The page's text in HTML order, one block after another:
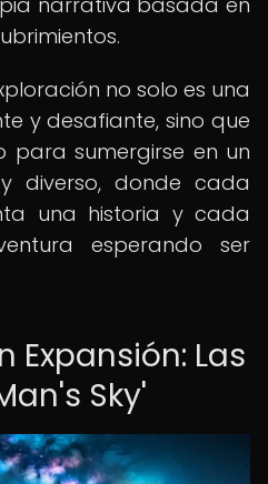
no solo es una
y desafiante, sino que
para sumergirse en un
diverso, donde cada
una historia y cada
esperando ser
Expansión: Las
Sky'